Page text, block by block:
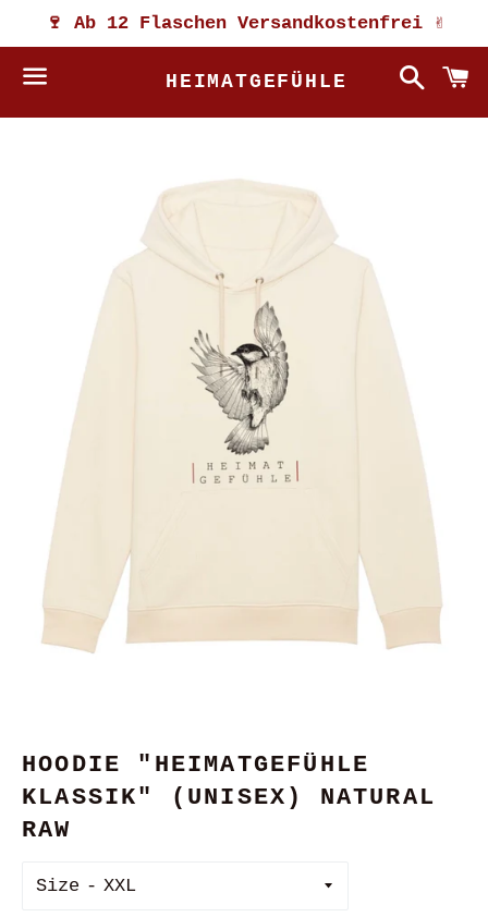
🍷 Ab 12 Flaschen Versandkostenfrei ✌️
HEIMATGEFÜHLE
HOODIE "HEIMATGEFÜHLE
KLASSIK" (UNISEX) NATURAL
RAW
Size